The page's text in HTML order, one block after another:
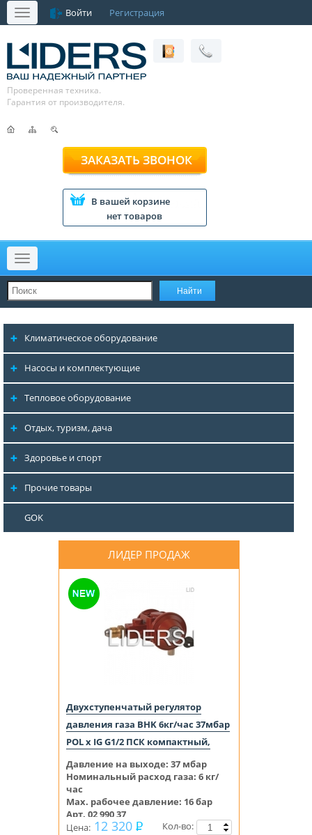
Меню Войти Регистрация
Проверенная техника.
Гарантия от производителя.
ЗАКАЗАТЬ ЗВОНОК
В вашей корзине
нет товаров
Меню
Климатическое оборудование
Насосы и комплектующие
Тепловое оборудование
Отдых, туризм, дача
Здоровье и спорт
Прочие товары
GOK
ЛИДЕР ПРОДАЖ
Двухступенчатый регулятор
давления газа BHK 6кг/час 37мбар
POL x IG G1/2 ПСК компактный,
Давление на выходе: 37 мбар
Номинальный расход газа: 6 кг/
час
Max. рабочее давление: 16 бар
Арт. 02 990 37
Цена: 12 320
Кол-во: